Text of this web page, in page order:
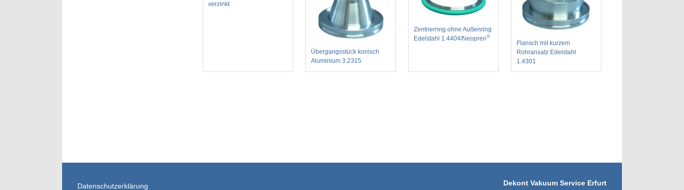
verzinkt
Übergangsstück konisch
Aluminium 3.2315
Zentrierring ohne Außenring
Edelstahl 1.4404/Neopren®
Flansch mit kurzem
Rohransatz Edelstahl
1.4301
Datenschutzerklärung
Dekont Vakuum Service Erfurt